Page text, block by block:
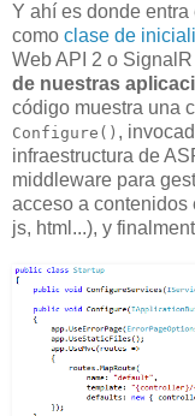
Y ahí es donde entra
como clase de
Web API 2 o
de nuestras
código muestra una
Configure() ,
infraestructura de
middleware para
acceso a contenidos
js, html...), y